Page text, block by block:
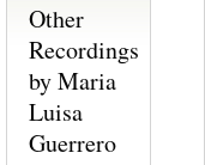
Other
Recordings
by Maria
Luisa
Guerrero